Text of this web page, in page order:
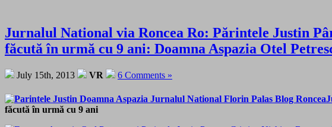
Jurnalul National via Roncea Ro: Părintele Justin
făcută în urmă cu 9 ani: Doamna Aspazia Otel
July 15th, 2013 VR 6 Comments »
făcută în urmă cu 9 ani